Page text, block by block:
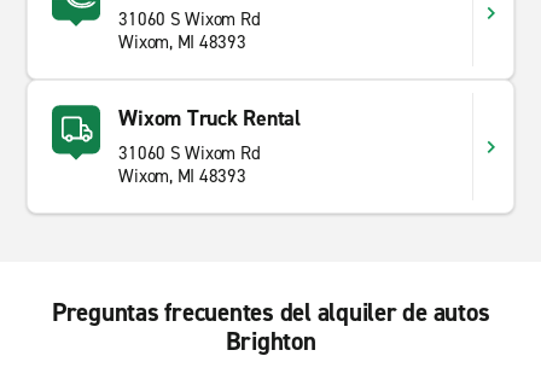
31060 S Wixom Rd
Wixom, MI 48393
Wixom Truck Rental
31060 S Wixom Rd
Wixom, MI 48393
Preguntas frecuentes del alquiler de autos
Brighton